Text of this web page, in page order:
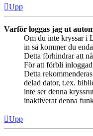
Upp
Varför loggas jag ut
Om du inte kryssar i
in så kommer du
Detta förhindrar att
För att förbli
Detta
delad dator, t.ex.
inte ser denna
inaktiverat denna
Upp